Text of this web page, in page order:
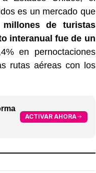
es un mercado que
millones de turistas
interanual fue de un
en pernoctaciones
rutas aéreas con los
ACTIVAR AHORA